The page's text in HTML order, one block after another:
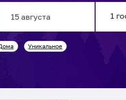
Уникальное